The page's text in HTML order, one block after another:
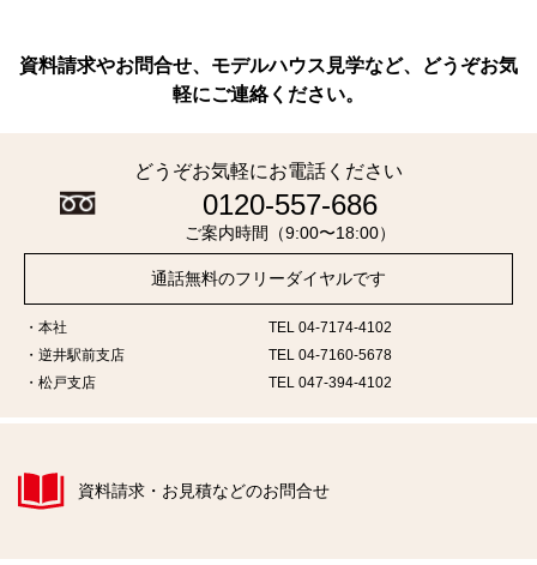
資料請求やお問合せ、モデルハウス見学など、どうぞお気
軽にご連絡ください。
どうぞお気軽にお電話ください
0120-557-686
ご案内時間（9:00〜18:00）
通話無料のフリーダイヤルです
本社
TEL 04-7174-4102
逆井駅前支店
TEL 04-7160-5678
松戸支店
TEL 047-394-4102
資料請求・お見積などのお問合せ